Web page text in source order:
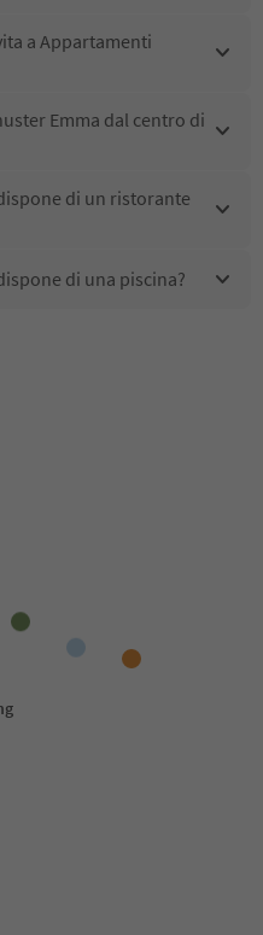
a Appartamenti
Emma dal centro di
di un ristorante
di una piscina?
animali domestici?
presso
Emma ricevono l'Alto